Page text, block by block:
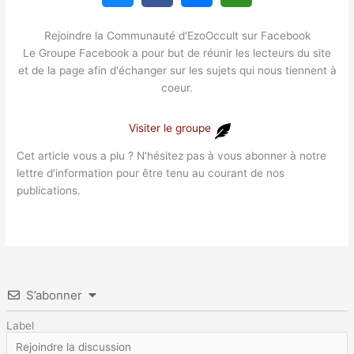
Rejoindre la Communauté d'EzoOccult sur Facebook
Le Groupe Facebook a pour but de réunir les lecteurs du site
et de la page afin d'échanger sur les sujets qui nous tiennent à
coeur.
Visiter le groupe
Cet article vous a plu ? N'hésitez pas à vous abonner à notre
lettre d'information pour être tenu au courant de nos
publications.
S’abonner
Label